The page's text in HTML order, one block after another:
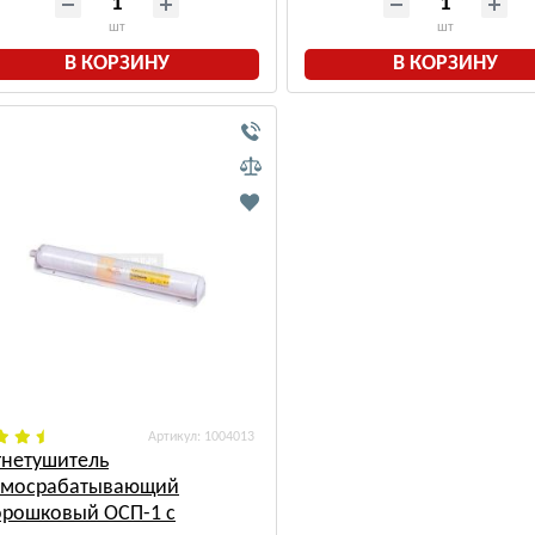
шт
В КОРЗИНУ
шт
В КОРЗИНУ
: 1004013
ОСП-1 с